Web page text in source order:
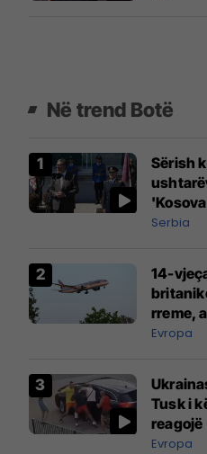
Në trend Botë
Sërish
Serbia
14-
rreme,
ngritën
Evropa
Tusk i
reagojë
Evropa